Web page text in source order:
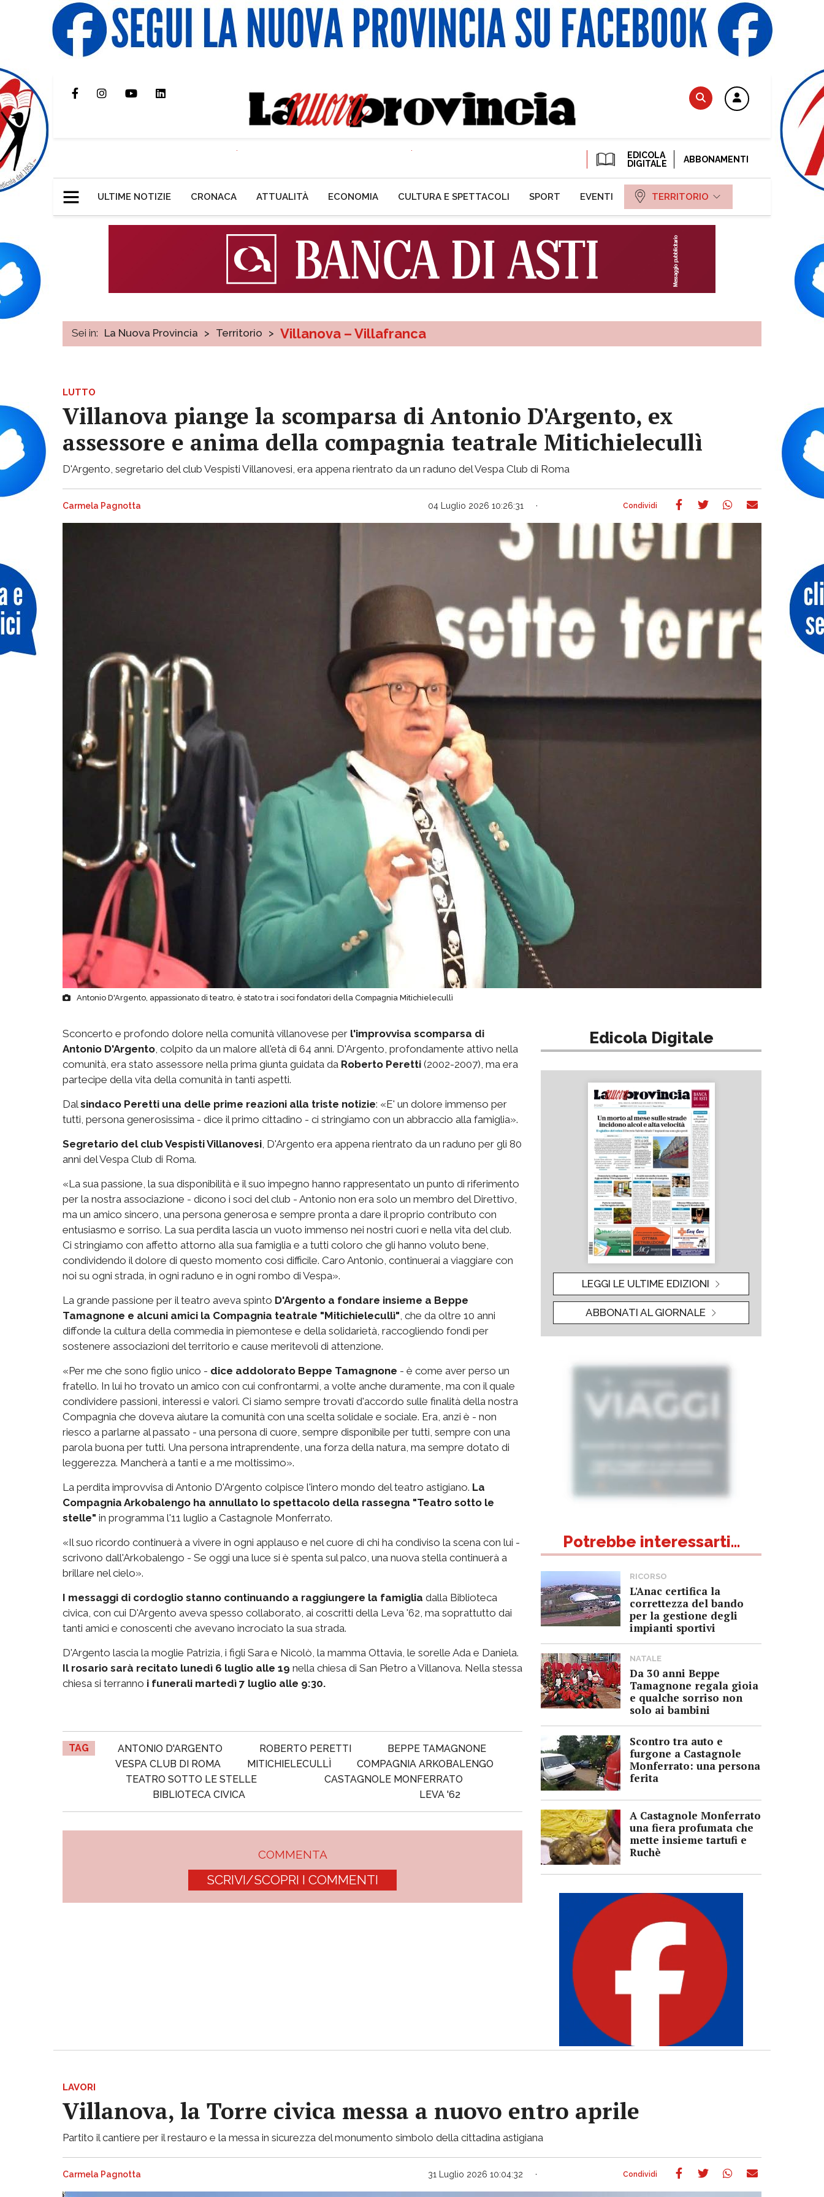
EDICOLA
DIGITALE
ABBONAMENTI
ULTIME NOTIZIE CRONACA ATTUALITÀ ECONOMIA CULTURA E SPETTACOLI SPORT EVENTI TERRITORIO
Sei in: La Nuova Provincia > Territorio > Villanova – Villafranca
LUTTO
Villanova piange la scomparsa di Antonio D'Argento, ex
assessore e anima della compagnia teatrale Mitichielecullì
D'Argento, segretario del club Vespisti Villanovesi, era appena rientrato da un raduno del Vespa Club di Roma
Carmela Pagnotta 04 Luglio 2026 10:26:31
Antonio D'Argento, appassionato di teatro, è stato tra i soci fondatori della Compagnia Mitichielecullì
Sconcerto e profondo dolore nella comunità villanovese per l'improvvisa scomparsa di
Antonio D'Argento , colpito da un malore all'età di 64 anni. D'Argento, profondamente attivo nella
comunità, era stato assessore nella prima giunta guidata da Roberto Peretti (2002-2007), ma era
partecipe della vita della comunità in tanti aspetti.
Dal sindaco Peretti una delle prime reazioni alla triste notizie: «E' un dolore immenso per
tutti, persona generosissima - dice il primo cittadino - ci stringiamo con un abbraccio alla famiglia».
Segretario del club Vespisti Villanovesi , D'Argento era appena rientrato da un raduno per gli 80
anni del Vespa Club di Roma.
«La sua passione, la sua disponibilità e il suo impegno hanno rappresentato un punto di riferimento
per la nostra associazione - dicono i soci del club - Antonio non era solo un membro del Direttivo,
ma un amico sincero, una persona generosa e sempre pronta a dare il proprio contributo con
entusiasmo e sorriso. La sua perdita lascia un vuoto immenso nei nostri cuori e nella vita del club.
Ci stringiamo con affetto attorno alla sua famiglia e a tutti coloro che gli hanno voluto bene,
condividendo il dolore di questo momento così difficile. Caro Antonio, continuerai a viaggiare con
noi su ogni strada, in ogni raduno e in ogni rombo di Vespa».
La grande passione per il teatro aveva spinto D'Argento a fondare insieme a Beppe
Tamagnone e alcuni amici la Compagnia teatrale "Mitichielecullì" , che da oltre 10 anni
diffonde la cultura della commedia in piemontese e della solidarietà, raccogliendo fondi per
sostenere associazioni del territorio e cause meritevoli di attenzione.
«Per me che sono figlio unico - dice addolorato Beppe Tamagnone - è come aver perso un
fratello. In lui ho trovato un amico con cui confrontarmi, a volte anche duramente, ma con il quale
condividere passioni, interessi e valori. Ci siamo sempre trovati d'accordo sulle finalità della nostra
Compagnia che doveva aiutare la comunità con una scelta solidale e sociale. Era, anzi è - non
riesco a parlarne al passato - una persona di cuore, sempre disponibile per tutti, sempre con una
parola buona per tutti. Una persona intraprendente, una forza della natura, ma sempre dotato di
leggerezza. Mancherà a tanti e a me moltissimo».
La perdita improvvisa di Antonio D'Argento colpisce l'intero mondo del teatro astigiano. La
Compagnia Arkobalengo ha annullato lo spettacolo della rassegna "Teatro sotto le
stelle" in programma l'11 luglio a Castagnole Monferrato.
«Il suo ricordo continuerà a vivere in ogni applauso e nel cuore di chi ha condiviso la scena con lui -
scrivono dall'Arkobalengo - Se oggi una luce si è spenta sul palco, una nuova stella continuerà a
brillare nel cielo».
I messaggi di cordoglio stanno continuando a raggiungere la famiglia dalla Biblioteca
civica, con cui D'Argento aveva spesso collaborato, ai coscritti della Leva '62, ma soprattutto dai
tanti amici e conoscenti che avevano incrociato la sua strada.
D'Argento lascia la moglie Patrizia, i figli Sara e Nicolò, la mamma Ottavia, le sorelle Ada e Daniela.
Il rosario sarà recitato lunedì 6 luglio alle 19 nella chiesa di San Pietro a Villanova. Nella stessa
chiesa si terranno i funerali martedì 7 luglio alle 9:30.
TAG ANTONIO D'ARGENTO ROBERTO PERETTI
BEPPE TAMAGNONE
VESPA CLUB DI ROMA
MITICHIELECULLÌ
COMPAGNIA ARKOBALENGO
TEATRO SOTTO LE STELLE
CASTAGNOLE MONFERRATO
BIBLIOTECA CIVICA
LEVA '62
COMMENTA
SCRIVI/SCOPRI I COMMENTI
Edicola Digitale
LEGGI LE ULTIME EDIZIONI
ABBONATI AL GIORNALE
Potrebbe interessarti...
RICORSO
L'Anac certifica la
correttezza del bando
per la gestione degli
impianti sportivi
NATALE
Da 30 anni Beppe
Tamagnone regala gioia
e qualche sorriso non
solo ai bambini
Scontro tra auto e
furgone a Castagnole
Monferrato: una persona
ferita
A Castagnole Monferrato
una fiera profumata che
mette insieme tartufi e
Ruchè
LAVORI
Villanova, la Torre civica messa a nuovo entro aprile
Partito il cantiere per il restauro e la messa in sicurezza del monumento simbolo della cittadina astigiana
Carmela Pagnotta 31 Luglio 2026 10:04:32